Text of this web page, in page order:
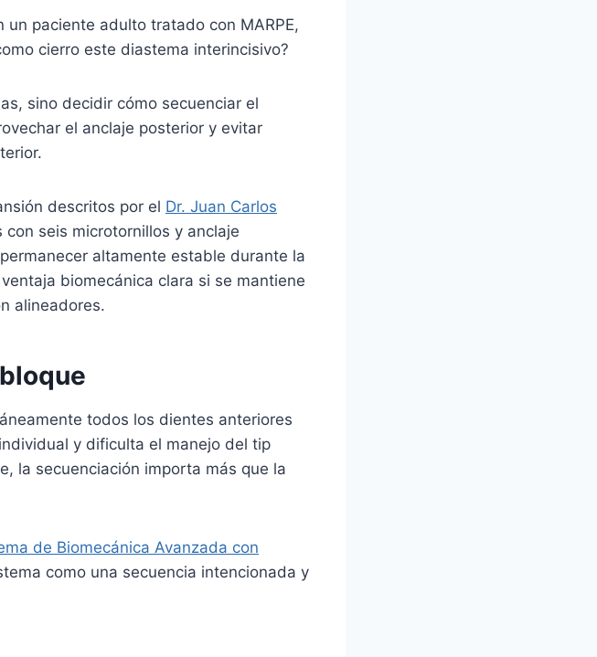
paciente adulto tratado con MARPE,
cierro este diastema interincisivo?
sino decidir cómo secuenciar el
el anclaje posterior y evitar
descritos por el Dr. Juan Carlos
seis microtornillos y anclaje
altamente estable durante la
biomecánica clara si se mantiene
alineadores.
todos los dientes anteriores
y dificulta el manejo del tip
la secuenciación importa más que la
de Biomecánica Avanzada con
como una secuencia intencionada y